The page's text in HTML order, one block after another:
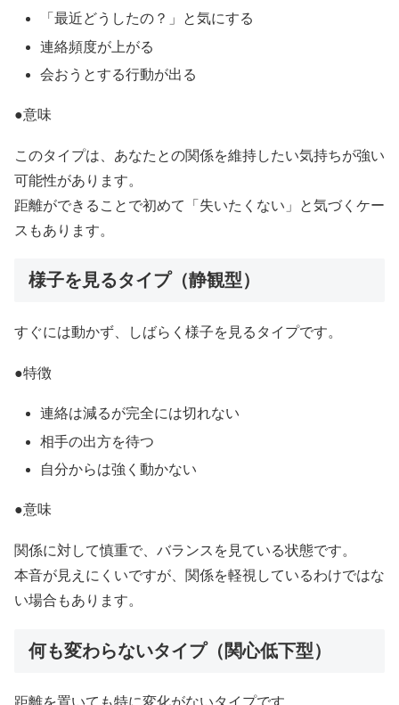
「最近どうしたの？」と気にする
連絡頻度が上がる
会おうとする行動が出る
●意味
このタイプは、あなたとの関係を維持したい気持ちが強い
可能性があります。
距離ができることで初めて「失いたくない」と気づくケー
スもあります。
様子を見るタイプ（静観型）
すぐには動かず、しばらく様子を見るタイプです。
●特徴
連絡は減るが完全には切れない
相手の出方を待つ
自分からは強く動かない
●意味
関係に対して慎重で、バランスを見ている状態です。
本音が見えにくいですが、関係を軽視しているわけではな
い場合もあります。
何も変わらないタイプ（関心低下型）